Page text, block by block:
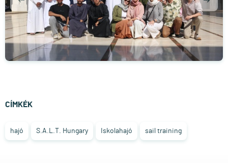
CÍMKÉK
hajó S.A.L.T. Hungary Iskolahajó sail training